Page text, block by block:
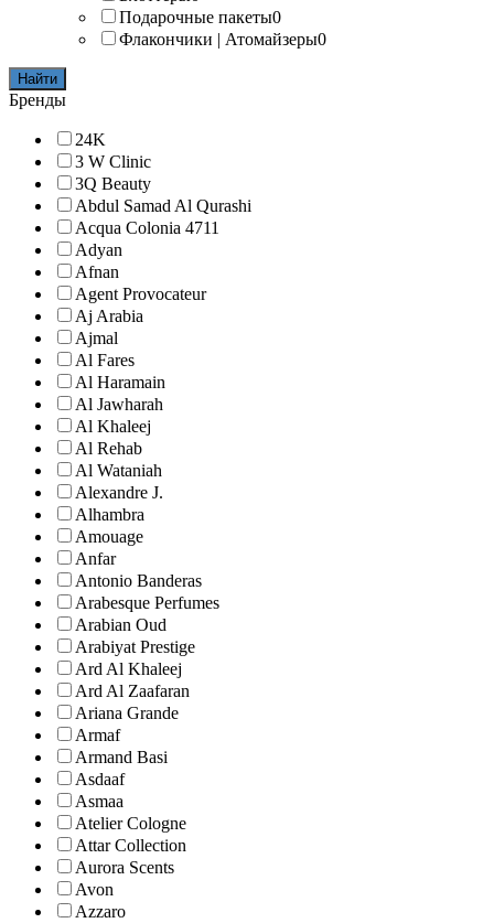
Подарочные пакеты0
Флакончики | Атомайзеры0
Найти
Бренды
24K
3 W Clinic
3Q Beauty
Abdul Samad Al Qurashi
Acqua Colonia 4711
Adyan
Afnan
Agent Provocateur
Aj Arabia
Ajmal
Al Fares
Al Haramain
Al Jawharah
Al Khaleej
Al Rehab
Al Wataniah
Alexandre J.
Alhambra
Amouage
Anfar
Antonio Banderas
Arabesque Perfumes
Arabian Oud
Arabiyat Prestige
Ard Al Khaleej
Ard Al Zaafaran
Ariana Grande
Armaf
Armand Basi
Asdaaf
Asmaa
Atelier Cologne
Attar Collection
Aurora Scents
Avon
Azzaro